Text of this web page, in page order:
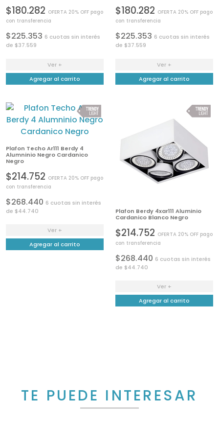
$180.282 OFERTA 20% OFF pago
con transferencia
$225.353 6 cuotas sin interés
de $37.559
Ver +
Agregar al carrito
$180.282 OFERTA 20% OFF pago
con transferencia
$225.353 6 cuotas sin interés
de $37.559
Ver +
Agregar al carrito
Plafon Techo Ar111 Berdy 4
Alumninio Negro Cardanico
Negro
$214.752 OFERTA 20% OFF pago
con transferencia
$268.440 6 cuotas sin interés
de $44.740
Ver +
Agregar al carrito
Plafon Berdy 4xar111 Aluminio
Cardanico Blanco Negro
$214.752 OFERTA 20% OFF pago
con transferencia
$268.440 6 cuotas sin interés
de $44.740
Ver +
Agregar al carrito
TE PUEDE INTERESAR